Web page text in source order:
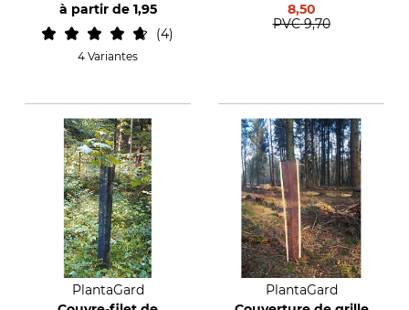
à partir de 1,95
4
4 Variantes
protection bio 200
8,50
PVC 9,70
PlantaGard
PlantaGard